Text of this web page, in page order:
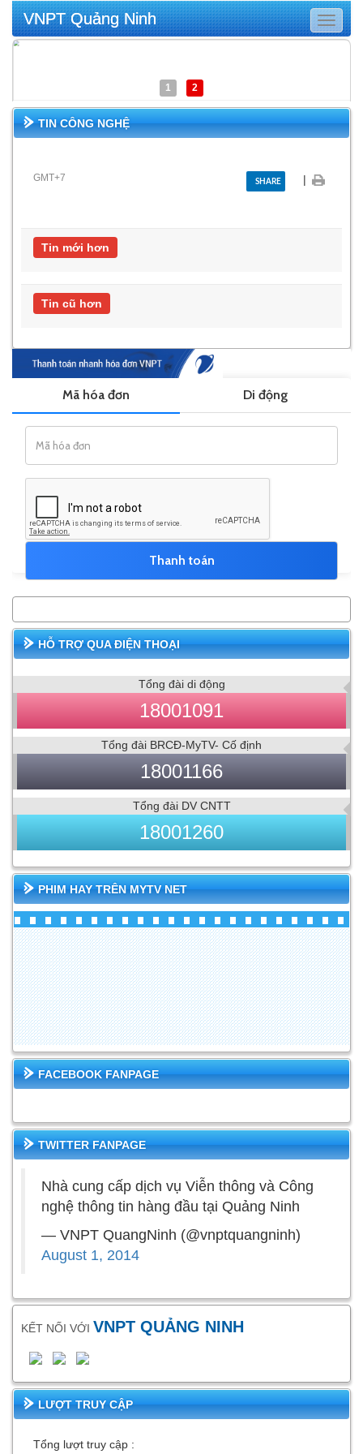
Toggle
VNPT Quảng Ninh
1 2
TIN CÔNG NGHỆ
GMT+7 SHARE |
Tin mới hơn
Tin cũ hơn
HỖ TRỢ QUA ĐIỆN THOẠI
Tổng đài di động
18001091
Tổng đài BRCĐ-MyTV- Cố định
18001166
Tổng đài DV CNTT
18001260
PHIM HAY TRÊN MYTV NET
FACEBOOK FANPAGE
TWITTER FANPAGE
Nhà cung cấp dịch vụ Viễn thông và Công
nghệ thông tin hàng đầu tại Quảng Ninh
— VNPT QuangNinh (@vnptquangninh)
August 1, 2014
KẾT NỐI VỚI VNPT QUẢNG NINH
LƯỢT TRUY CẬP
Tổng lượt truy cập :